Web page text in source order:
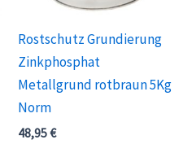
Rostschutz Grundierung
Zinkphosphat
Metallgrund rotbraun 5Kg
Norm
48,95€